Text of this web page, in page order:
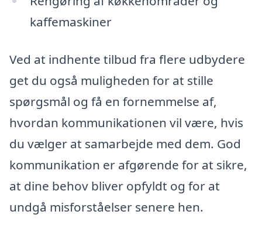
kaffemaskiner
Ved at indhente tilbud fra flere udbydere
get du også muligheden for at stille
spørgsmål og få en fornemmelse af,
hvordan kommunikationen vil være, hvis
du vælger at samarbejde med dem. God
kommunikation er afgørende for at sikre,
at dine behov bliver opfyldt og for at
undgå misforståelser senere hen.